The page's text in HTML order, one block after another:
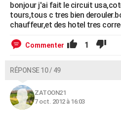
bonjour j'ai fait le circuit
tours,tous c tres bien
chauffeur,et des hotel tres
Commenter 1
RÉPONSE 10 / 49
ZATOON21
7 oct. 2012 à 16:03